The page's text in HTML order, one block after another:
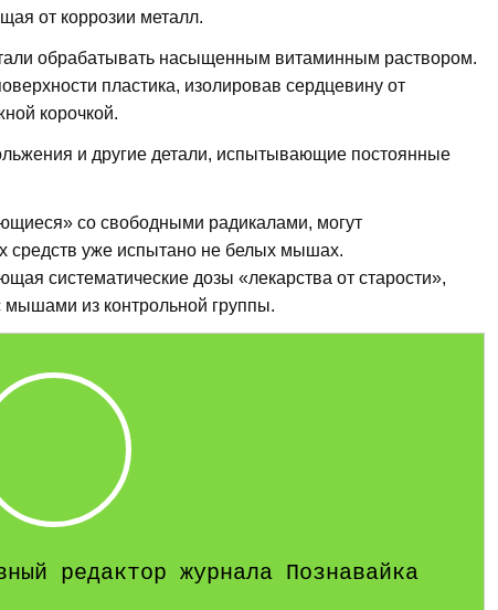
от коррозии металл.
обрабатывать насыщенным витаминным раствором.
пластика, изолировав сердцевину от
корочкой.
и другие детали, испытывающие постоянные
со свободными радикалами, могут
средств уже испытано не белых мышах.
систематические дозы «лекарства от старости»,
из контрольной группы.
редактор журнала Познавайка